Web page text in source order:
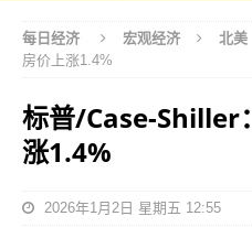
每日经济 宏观经济 北美
房价上涨1.4%
标普/Case-Shiller
涨1.4%
2026年1月2日 星期五 12:55